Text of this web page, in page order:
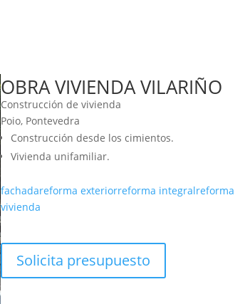
OBRA VIVIENDA VILARIÑO
Construcción de vivienda
Poio, Pontevedra
Construcción desde los cimientos.
Vivienda unifamiliar.
fachadareforma exteriorreforma integralreforma
vivienda
Solicita presupuesto